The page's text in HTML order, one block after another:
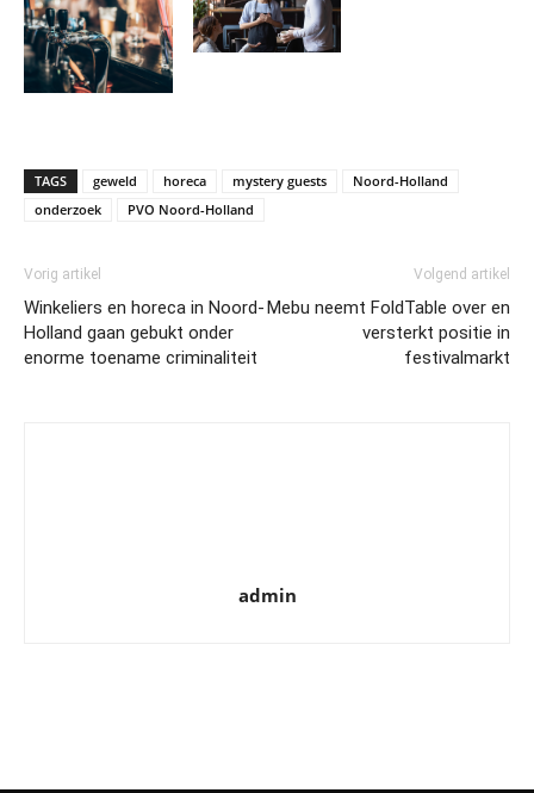
TAGS geweld horeca mystery guests
Noord-Holland
onderzoek
PVO Noord-Holland
Vorig artikel
Winkeliers en horeca in Noord-
Holland gaan gebukt onder
enorme toename criminaliteit
Volgend artikel
Mebu neemt FoldTable over en
versterkt positie in
festivalmarkt
admin